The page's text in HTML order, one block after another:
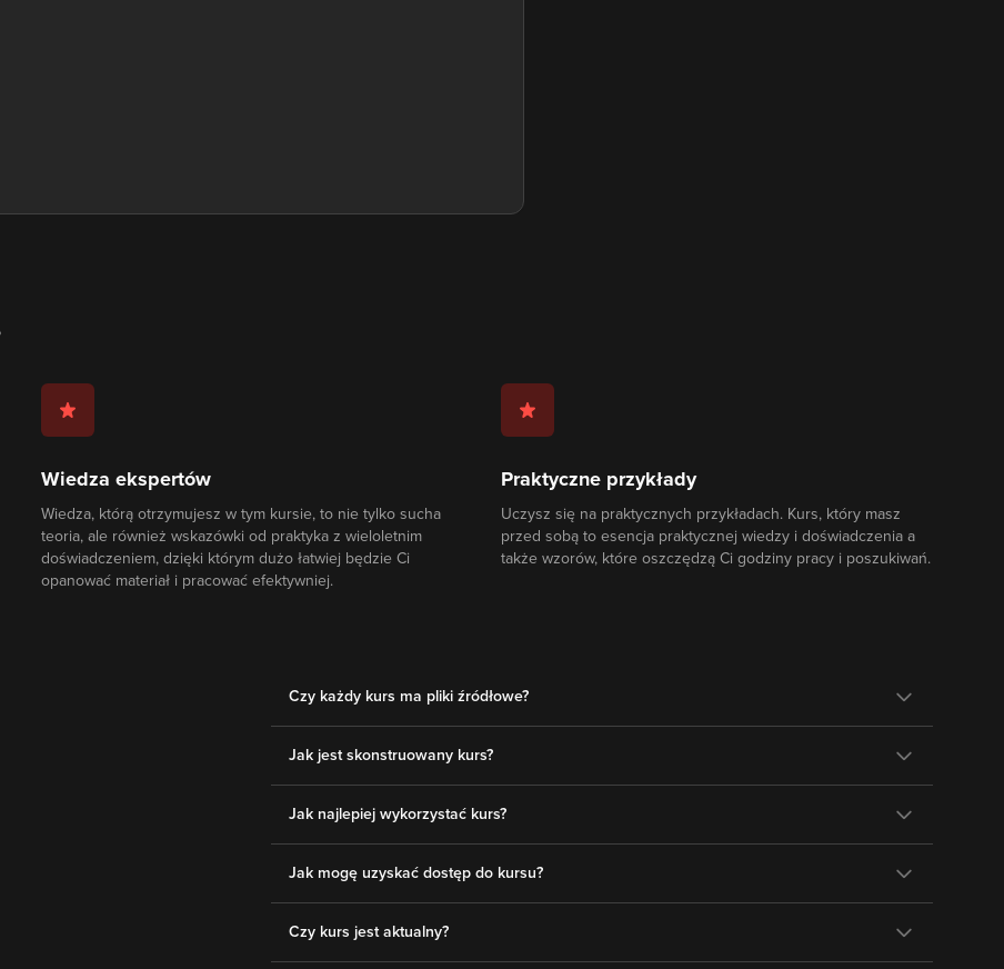
Wiedza ekspertów
Wiedza, którą otrzymujesz w tym kursie, to nie tylko sucha
teoria, ale również wskazówki od praktyka z wieloletnim
doświadczeniem, dzięki którym dużo łatwiej będzie Ci
opanować materiał i pracować efektywniej.
Praktyczne przykłady
Uczysz się na praktycznych przykładach. Kurs, który masz
przed sobą to esencja praktycznej wiedzy i doświadczenia a
także wzorów, które oszczędzą Ci godziny pracy i poszukiwań.
Czy każdy kurs ma pliki źródłowe?
Jak jest skonstruowany kurs?
Jak najlepiej wykorzystać kurs?
Jak mogę uzyskać dostęp do kursu?
Czy kurs jest aktualny?